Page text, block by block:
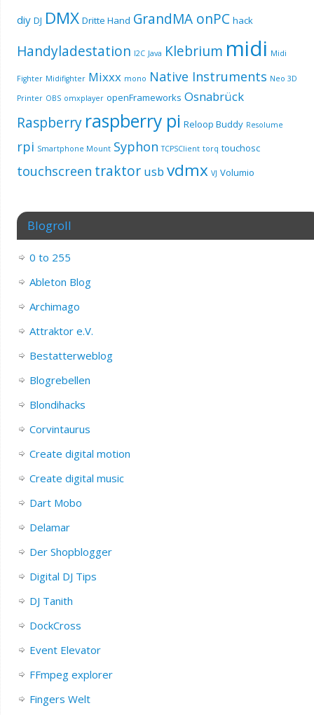
diy DJ DMX Dritte Hand GrandMA onPC hack
Handyladestation I2C Java Klebrium midi Midi
Fighter Midifighter Mixxx mono Native Instruments Neo 3D
Printer OBS omxplayer openFrameworks Osnabrück
Raspberry raspberry pi Reloop Buddy Resolume
rpi Smartphone Mount Syphon TCPSClient torq touchosc
touchscreen traktor usb vdmx VJ Volumio
Blogroll
0 to 255
Ableton Blog
Archimago
Attraktor e.V.
Bestatterweblog
Blogrebellen
Blondihacks
Corvintaurus
Create digital motion
Create digital music
Dart Mobo
Delamar
Der Shopblogger
Digital DJ Tips
DJ Tanith
DockCross
Event Elevator
FFmpeg explorer
Fingers Welt